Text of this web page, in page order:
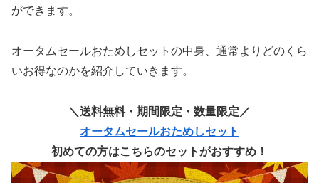
ができます。
オータムセールおためしセットの中身、通常よりどのくら
いお得なのかを紹介していきます。
＼送料無料・期間限定・数量限定／
オータムセールおためしセット
初めての方はこちらのセットがおすすめ！